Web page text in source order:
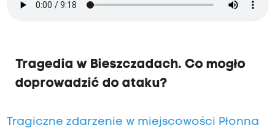
Tragedia w Bieszczadach. Co mogło
doprowadzić do ataku?
Tragiczne zdarzenie w miejscowości Płonna